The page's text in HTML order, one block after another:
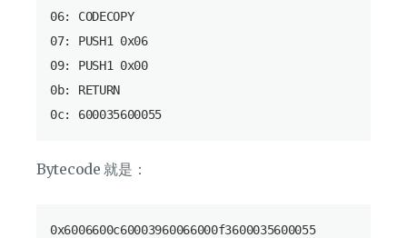
06: CODECOPY
07: PUSH1 0x06
09: PUSH1 0x00
0b: RETURN
Bytecode 就是：
0x6006600c60003960066000f3600035600055